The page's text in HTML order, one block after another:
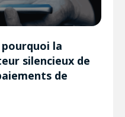
la
silencieux de
de